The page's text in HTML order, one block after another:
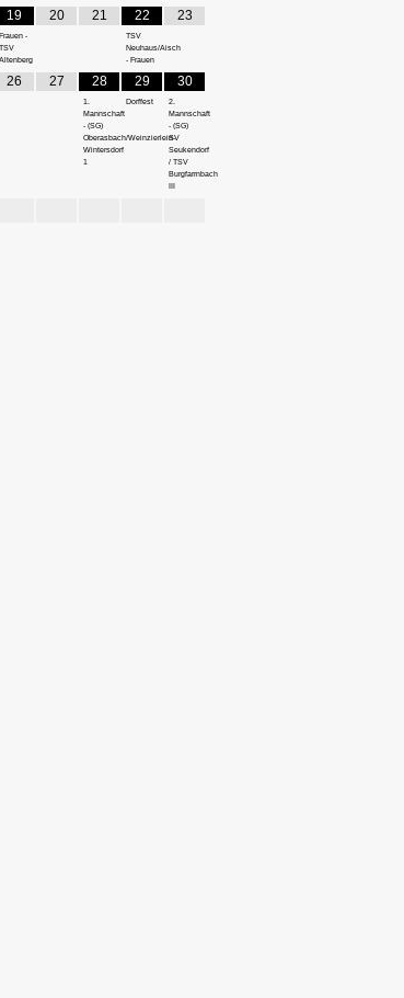
19
Frauen -
TSV
Altenberg
20 21 22
TSV
Neuhaus/Aisch
- Frauen
23
26 27 28
1.
Mannschaft
- (SG)
Oberasbach/Weinzierlein-
Wintersdorf
1
29
Dorffest
30
2.
Mannschaft
- (SG)
SV
Seukendorf
/ TSV
Burgfarrnbach